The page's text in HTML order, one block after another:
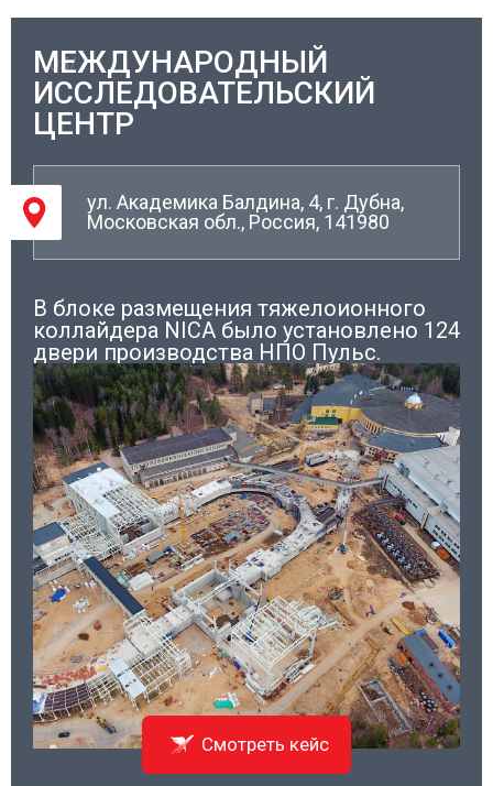
05/
МЕЖДУНАРОДНЫЙ
ИССЛЕДОВАТЕЛЬСКИЙ
ЦЕНТР
ул. Академика Балдина, 4, г. Дубна,
Московская обл., Россия, 141980
В блоке размещения тяжелоионного
коллайдера NICA было установлено 124
двери производства НПО Пульс.
Смотреть кейс